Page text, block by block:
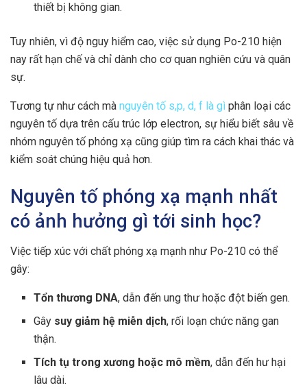
thiết bị không gian.
Tuy nhiên, vì độ nguy hiểm cao, việc sử dụng Po-210 hiện
nay rất hạn chế và chỉ dành cho cơ quan nghiên cứu và quân
sự.
Tương tự như cách mà nguyên tố s,p, d, f là gì phân loại các
nguyên tố dựa trên cấu trúc lớp electron, sự hiểu biết sâu về
nhóm nguyên tố phóng xạ cũng giúp tìm ra cách khai thác và
kiểm soát chúng hiệu quả hơn.
Nguyên tố phóng xạ mạnh nhất
có ảnh hưởng gì tới sinh học?
Việc tiếp xúc với chất phóng xạ mạnh như Po-210 có thể
gây:
Tổn thương DNA, dẫn đến ung thư hoặc đột biến gen.
Gây suy giảm hệ miễn dịch, rối loạn chức năng gan
thận.
Tích tụ trong xương hoặc mô mềm, dẫn đến hư hại
lâu dài.